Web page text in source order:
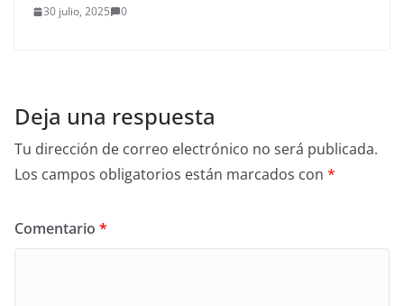
30 julio, 2025 0
Deja una respuesta
Tu dirección de correo electrónico no será publicada.
Los campos obligatorios están marcados con *
Comentario *